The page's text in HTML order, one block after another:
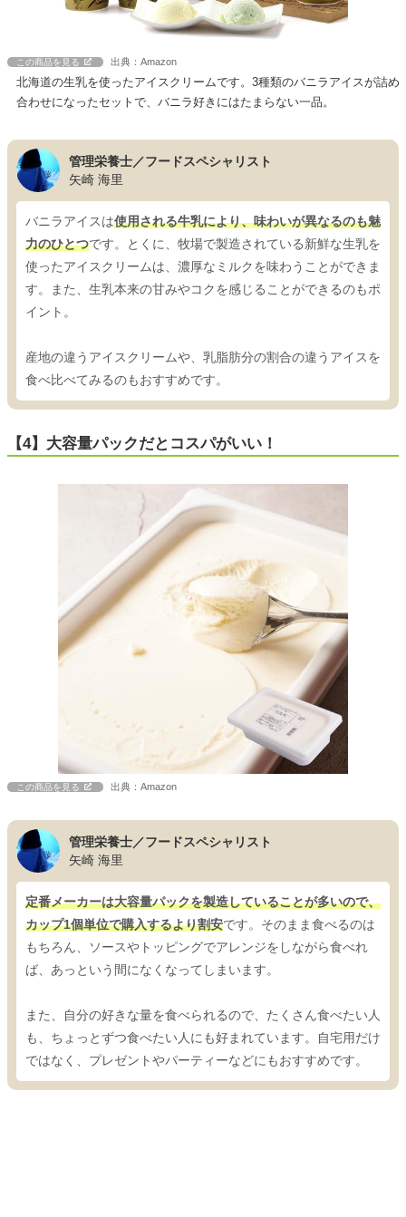
この商品を見る 出典：Amazon
北海道の生乳を使ったアイスクリームです。3種類のバニラアイスが詰め
合わせになったセットで、バニラ好きにはたまらない一品。
管理栄養士／フードスペシャリスト
矢崎 海里
バニラアイスは使用される牛乳により、味わいが異なるのも魅
力のひとつです。とくに、牧場で製造されている新鮮な生乳を
使ったアイスクリームは、濃厚なミルクを味わうことができま
す。また、生乳本来の甘みやコクを感じることができるのもポ
イント。
産地の違うアイスクリームや、乳脂肪分の割合の違うアイスを
食べ比べてみるのもおすすめです。
【4】大容量パックだとコスパがいい！
この商品を見る 出典：Amazon
管理栄養士／フードスペシャリスト
矢崎 海里
定番メーカーは大容量パックを製造していることが多いので、
カップ1個単位で購入するより割安です。そのまま食べるのは
もちろん、ソースやトッピングでアレンジをしながら食べれ
ば、あっという間になくなってしまいます。
また、自分の好きな量を食べられるので、たくさん食べたい人
も、ちょっとずつ食べたい人にも好まれています。自宅用だけ
ではなく、プレゼントやパーティーなどにもおすすめです。